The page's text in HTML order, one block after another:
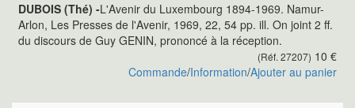
DUBOIS (Thé) -L'Avenir du Luxembourg 1894-1969. Namur-
Arlon, Les Presses de l'Avenir, 1969, 22, 54 pp. ill. On joint 2 ff.
du discours de Guy GENIN, prononcé à la réception.
(Réf. 27207) 10 €
Commande/Information/Ajouter au panier